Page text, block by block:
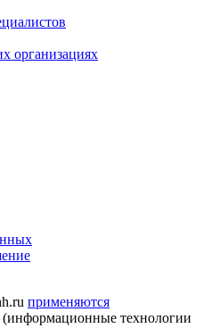
организациях
применяются
(информационные технологии